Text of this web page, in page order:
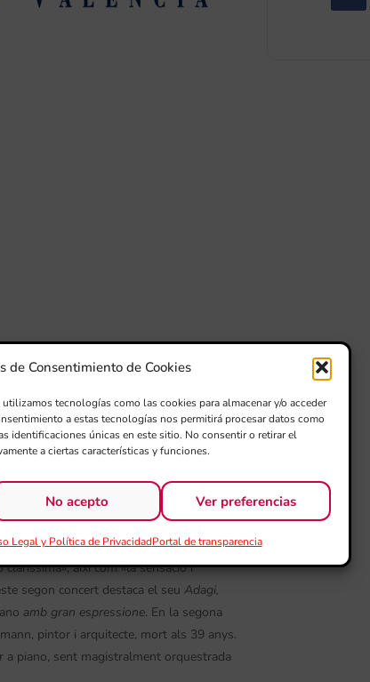
de Consentimiento de Cookies
tecnologías como las cookies para almacenar y/o acceder
a estas tecnologías nos permitirá procesar datos como
identificaciones únicas en este sitio. No consentir o retirar el
a ciertas características y funciones.
No acepto Ver preferencias
Legal y Política de PrivacidadPortal de transparencia
op. 19
amb l’Orquestra de València i el magnífic
2de Beethoven que no interpretava a
així com «la sensació i
segon concert destaca el seu Adagi,
amb gran espressione. En la segona
pintor i arquitecte, mort als 39 anys.
a piano, sent magistralment orquestrada